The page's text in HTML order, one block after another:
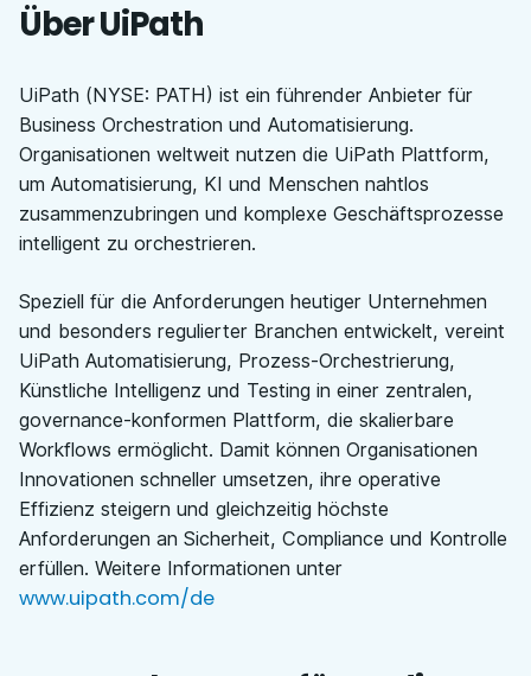
Über UiPath
UiPath (NYSE: PATH) ist ein führender Anbieter für
Business Orchestration und Automatisierung.
Organisationen weltweit nutzen die UiPath Plattform,
um Automatisierung, KI und Menschen nahtlos
zusammenzubringen und komplexe Geschäftsprozesse
intelligent zu orchestrieren.
Speziell für die Anforderungen heutiger Unternehmen
und besonders regulierter Branchen entwickelt, vereint
UiPath Automatisierung, Prozess-Orchestrierung,
Künstliche Intelligenz und Testing in einer zentralen,
governance-konformen Plattform, die skalierbare
Workflows ermöglicht. Damit können Organisationen
Innovationen schneller umsetzen, ihre operative
Effizienz steigern und gleichzeitig höchste
Anforderungen an Sicherheit, Compliance und Kontrolle
erfüllen. Weitere Informationen unter
www.uipath.com/de